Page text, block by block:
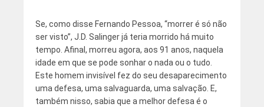
Se, como disse Fernando Pessoa, “morrer é só não
ser visto”, J.D. Salinger já teria morrido há muito
tempo. Afinal, morreu agora, aos 91 anos, naquela
idade em que se pode sonhar o nada ou o tudo.
Este homem invisível fez do seu desaparecimento
uma defesa, uma salvaguarda, uma salvação. E,
também nisso, sabia que a melhor defesa é o